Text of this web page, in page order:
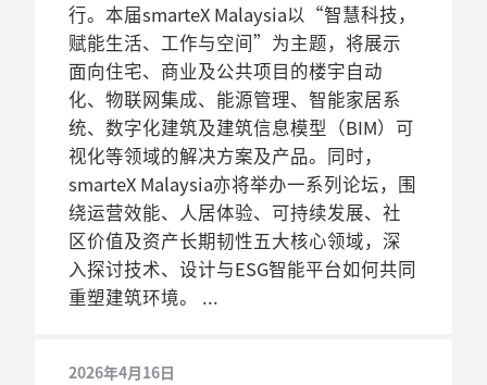
行。本届smarteX Malaysia以“智慧科技，
赋能生活、工作与空间”为主题，将展示
面向住宅、商业及公共项目的楼宇自动
化、物联网集成、能源管理、智能家居系
统、数字化建筑及建筑信息模型（BIM）可
视化等领域的解决方案及产品。同时，
smarteX Malaysia亦将举办一系列论坛，围
绕运营效能、人居体验、可持续发展、社
区价值及资产长期韧性五大核心领域，深
入探讨技术、设计与ESG智能平台如何共同
重塑建筑环境。
2026年4月16日